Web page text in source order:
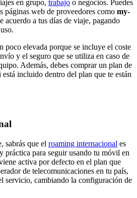
en grupo, trabajo o negocios. Puedes
páginas web de proveedores como my-
acuerdo a tus días de viaje, pagando
poco elevada porque se incluye el coste
y el seguro que se utiliza en caso de
Además, debes comprar un plan de
incluido dentro del plan que te están
sabrás que el roaming internacional es
práctica para seguir usando tu móvil en
activa por defecto en el plan que
de telecomunicaciones en tu país,
servicio, cambiando la configuración de